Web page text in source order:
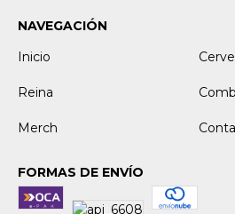
NAVEGACIÓN
Inicio
Reina
Merch
FORMAS DE ENVÍO